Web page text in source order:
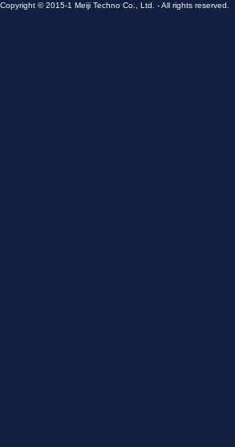
Copyright © 2015-1 Meiji Techno Co., Ltd. - All rights reserved.